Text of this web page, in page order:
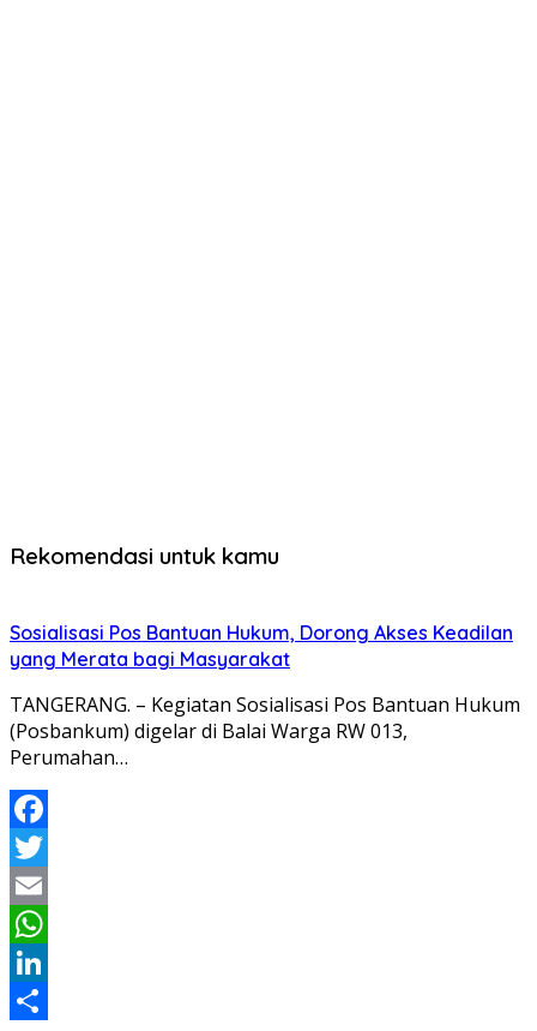
Rekomendasi untuk kamu
Sosialisasi Pos Bantuan Hukum, Dorong Akses Keadilan
yang Merata bagi Masyarakat
TANGERANG. – Kegiatan Sosialisasi Pos Bantuan Hukum
(Posbankum) digelar di Balai Warga RW 013,
Perumahan…
Facebook
Twitter
Email
WhatsApp
LinkedIn